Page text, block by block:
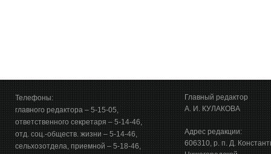
Телефоны:
главного редактора – 5-15-05,
ответственного секретаря – 5-14-46,
отд. соц.-обществ. жизни – 5-14-46,
сельхозотдела, приемной – 5-18-46,
Главный редактор
А. И. КУЛАКОВА
Адрес редакции:
606310, р. п. Д.